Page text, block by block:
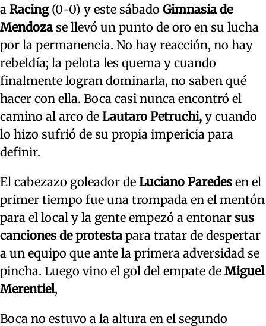
a Racing (0-0) y este sábado Gimnasia de
Mendoza se llevó un punto de oro en su lucha
por la permanencia. No hay reacción, no hay
rebeldía; la pelota les quema y cuando
finalmente logran dominarla, no saben qué
hacer con ella. Boca casi nunca encontró el
camino al arco de Lautaro Petruchi, y cuando
lo hizo sufrió de su propia impericia para
definir.
El cabezazo goleador de Luciano Paredes en el
primer tiempo fue una trompada en el mentón
para el local y la gente empezó a entonar sus
canciones de protesta para tratar de despertar
a un equipo que ante la primera adversidad se
pincha. Luego vino el gol del empate de Miguel
Merentiel,
Boca no estuvo a la altura en el segundo